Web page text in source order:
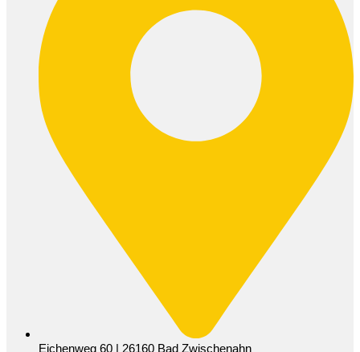
Eichenweg 60 | 26160 Bad Zwischenahn